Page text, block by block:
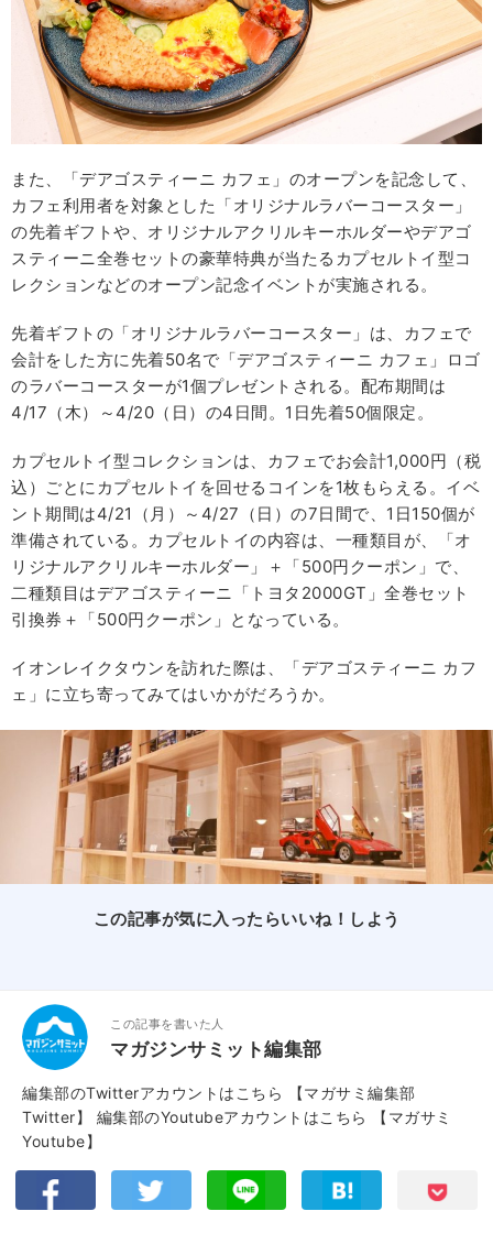
また、「デアゴスティーニ カフェ」のオープンを記念して、
カフェ利用者を対象とした「オリジナルラバーコースター」
の先着ギフトや、オリジナルアクリルキーホルダーやデアゴ
スティーニ全巻セットの豪華特典が当たるカプセルトイ型コ
レクションなどのオープン記念イベントが実施される。
先着ギフトの「オリジナルラバーコースター」は、カフェで
会計をした方に先着50名で「デアゴスティーニ カフェ」ロゴ
のラバーコースターが1個プレゼントされる。配布期間は
4/17（木）～4/20（日）の4日間。1日先着50個限定。
カプセルトイ型コレクションは、カフェでお会計1,000円（税
込）ごとにカプセルトイを回せるコインを1枚もらえる。イベ
ント期間は4/21（月）～4/27（日）の7日間で、1日150個が
準備されている。カプセルトイの内容は、一種類目が、「オ
リジナルアクリルキーホルダー」＋「500円クーポン」で、
二種類目はデアゴスティーニ「トヨタ2000GT」全巻セット
引換券＋「500円クーポン」となっている。
イオンレイクタウンを訪れた際は、「デアゴスティーニ カフ
ェ」に立ち寄ってみてはいかがだろうか。
この記事が気に入ったらいいね！しよう
この記事を書いた人
マガジンサミット編集部
編集部のTwitterアカウントはこちら
【マガサミ編集部
Twitter】
編集部のYoutubeアカウントはこちら
【マガサミ
Youtube】